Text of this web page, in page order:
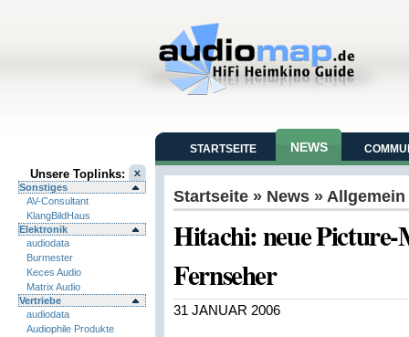
Unsere Toplinks:
Sonstiges
AV-Consultant
KlangBildHaus
Elektronik
audiodata
Burmester
Keces Audio
Matrix Audio
Vertriebe
audiodata
Audiophile Produkte
STARTSEITE NEWS
Startseite » News » Allgemein
Hitachi: neue
Fernseher
31 JANUAR 2006